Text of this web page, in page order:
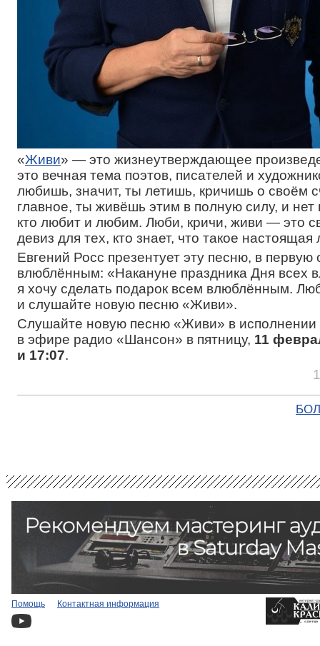
«Живи» — это жизнеутверждающее
это вечная тема поэтов, писателей и
любишь, значит, ты летишь, кричишь о своём
главное, ты живёшь этим в полную силу, и нет
кто любит и любим. Люби, кричи, живи — это
девиз для тех, кто знает, что такое
Евгений Росс презентует эту песню, в первую
влюблённым: «Накануне праздника Дня всех
я хочу сделать подарок всем влюблённым.
и слушайте новую песню «Живи».
Слушайте новую песню «Живи» в исполнении
в эфире радио «Шансон» в пятницу, 11
и 17:07.
Помощь Контактная информация